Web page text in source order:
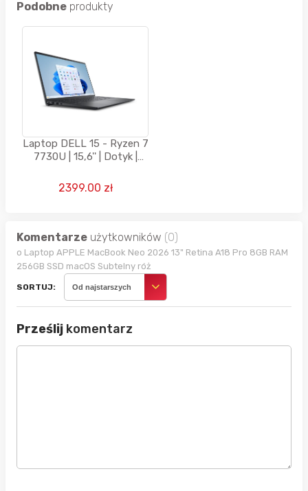
Podobne produkty
Laptop DELL 15 - Ryzen 7
7730U | 15,6'' | Dotyk |
Czarny
2399.00 zł
Komentarze użytkowników (0)
o Laptop APPLE MacBook Neo 2026 13" Retina A18 Pro 8GB RAM
256GB SSD macOS Subtelny róż
SORTUJ: Od najstarszych
Prześlij komentarz